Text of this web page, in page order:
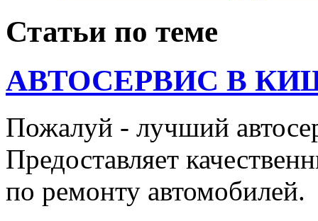
Статьи по теме
АВТОСЕРВИС В
Пожалуй - лучший
Предоставляет
по ремонту автомобилей.